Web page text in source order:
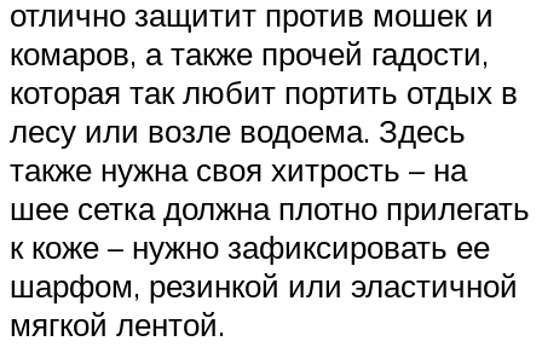
отлично защитит против мошек и
комаров, а также прочей гадости,
которая так любит портить отдых в
лесу или возле водоема. Здесь
также нужна своя хитрость – на
шее сетка должна плотно прилегать
к коже – нужно зафиксировать ее
шарфом, резинкой или эластичной
мягкой лентой.